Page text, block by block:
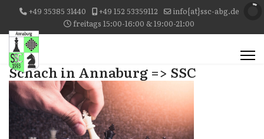
+49 35385 31440 +49 152 53359112
info{at}ssc-abg.de
freitags 15:00-16:00 & 19:00-21:00
Schach in Annaburg => SSC